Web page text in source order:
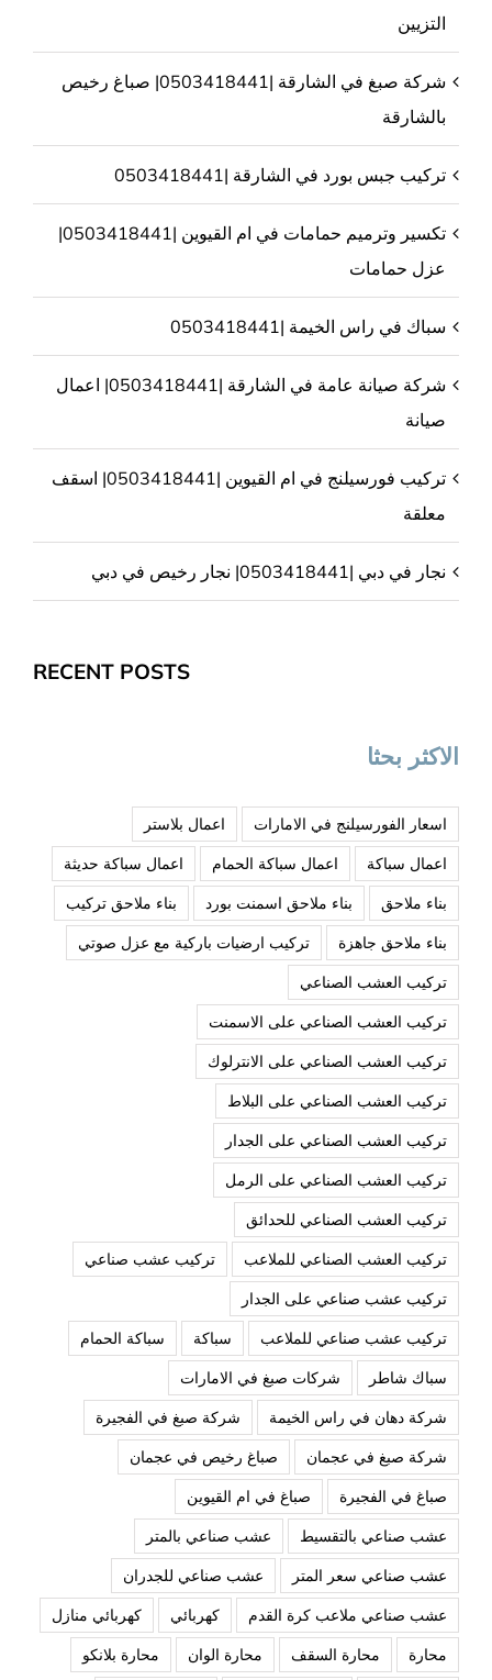
التزيين
شركة صبغ في الشارقة |0503418441| صباغ رخيص
بالشارقة
تركيب جبس بورد في الشارقة |0503418441
تكسير وترميم حمامات في ام القيوين |0503418441|
عزل حمامات
سباك في راس الخيمة |0503418441
شركة صيانة عامة في الشارقة |0503418441| اعمال
صيانة
تركيب فورسيلنج في ام القيوين |0503418441| اسقف
معلقة
نجار في دبي |0503418441| نجار رخيص في دبي
RECENT POSTS
الاكثر بحثا
اسعار الفورسيلنج في الامارات
اعمال بلاستر
اعمال سباكة
اعمال سباكة الحمام
اعمال سباكة حديثة
بناء ملاحق
بناء ملاحق اسمنت بورد
بناء ملاحق تركيب
بناء ملاحق جاهزة
تركيب ارضيات باركية مع عزل صوتي
تركيب العشب الصناعي
تركيب العشب الصناعي على الاسمنت
تركيب العشب الصناعي على الانترلوك
تركيب العشب الصناعي على البلاط
تركيب العشب الصناعي على الجدار
تركيب العشب الصناعي على الرمل
تركيب العشب الصناعي للحدائق
تركيب العشب الصناعي للملاعب
تركيب عشب صناعي
تركيب عشب صناعي على الجدار
تركيب عشب صناعي للملاعب
سباكة
سباكة الحمام
سباك شاطر
شركات صبغ في الامارات
شركة دهان في راس الخيمة
شركة صبغ في الفجيرة
شركة صبغ في عجمان
صباغ رخيص في عجمان
صباغ في الفجيرة
صباغ في ام القيوين
عشب صناعي بالتقسيط
عشب صناعي بالمتر
عشب صناعي سعر المتر
عشب صناعي للجدران
عشب صناعي ملاعب كرة القدم
كهربائي
كهربائي منازل
محارة
محارة السقف محارة الوان محارة بلانكو